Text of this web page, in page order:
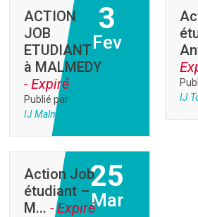
ACTION
JOB
ETUDIANT
à MALMEDY
- Expiré
Publié par
IJ Malmedy
3
Fev
IJ
Action Job
étudiant –
M...- Expiré
25
Mar